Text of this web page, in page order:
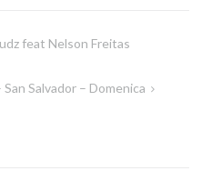
feat Nelson Freitas
Salvador – Domenica